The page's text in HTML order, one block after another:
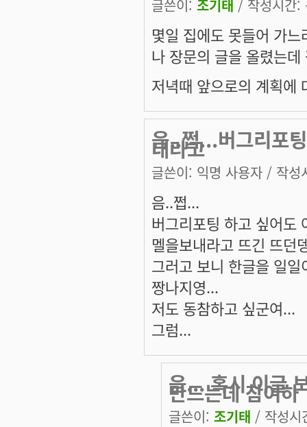
글쓴이: 조기태 / 작성시간
몇일 집에도 못들어 가
나 장문의 글을 올렸는
저녁때 앞으로의 계획에
음..쩝...버그리포
내라고
글쓴이: 익명 사용자 / 작성
음..쩝...
버그리포팅 하고 싶어도
멜을보내라고 뜨긴 뜨던
그러고 보니 한글을 일
짱나지영...
저도 동참하고 싶군여...
그럼...
음... 혹시 이글
만드는데 참여하
글쓴이: 조기태 / 작성